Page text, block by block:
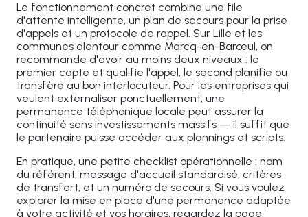
Le fonctionnement concret combine une file
d'attente intelligente, un plan de secours pour la prise
d'appels et un protocole de rappel. Sur Lille et les
communes alentour comme Marcq-en-Barœul, on
recommande d'avoir au moins deux niveaux : le
premier capte et qualifie l'appel, le second planifie ou
transfère au bon interlocuteur. Pour les entreprises qui
veulent externaliser ponctuellement, une
permanence téléphonique locale peut assurer la
continuité sans investissements massifs — il suffit que
le partenaire puisse accéder aux plannings et scripts.
En pratique, une petite checklist opérationnelle : nom
du référent, message d'accueil standardisé, critères
de transfert, et un numéro de secours. Si vous voulez
explorer la mise en place d'une permanence adaptée
à votre activité et vos horaires, regardez la page